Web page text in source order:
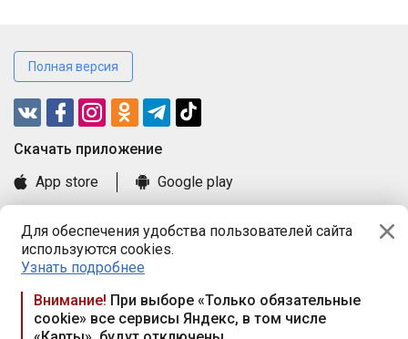
Для обеспечения удобства пользователей сайта
используются cookies.
Узнать подробнее
Внимание! При выборе «Только обязательные
cookie» все сервисы Яндекс, в том числе
Полная версия
Cкачать приложение
App store
Google play
Книга замечаний и предложений
Правила и документы
Praca.by © 2000—2026, ООО «ПРАЦА БАЙ»
Республика Беларусь, 220114, г. Минск, пр-т Независимости
117а, пом. № 9.